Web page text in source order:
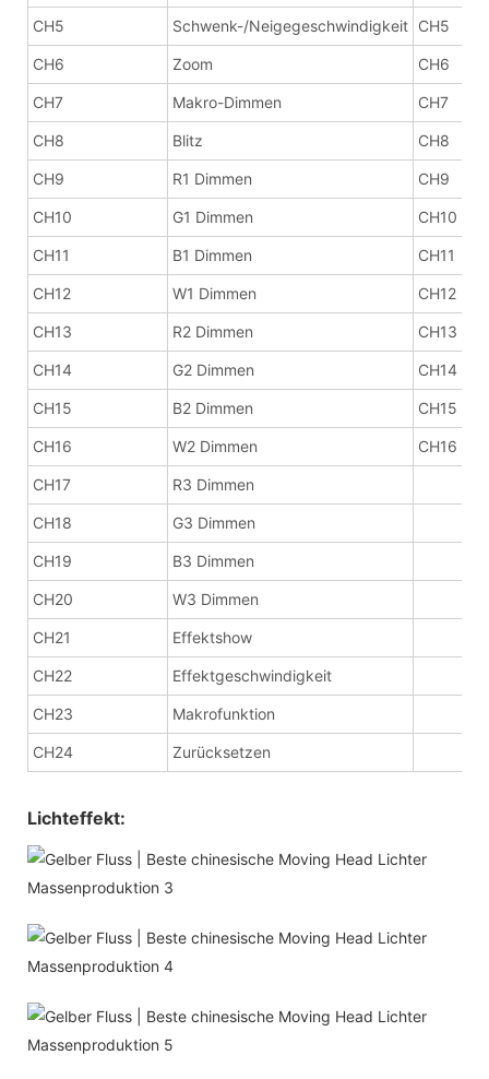
CH5 Schwenk-/Neigegeschwindigkeit CH5
CH6 Zoom CH6
CH7 Makro-Dimmen CH7
CH8 Blitz CH8
CH9 R1 Dimmen CH9
CH10 G1 Dimmen CH10
CH11 B1 Dimmen CH11
CH12 W1 Dimmen CH12
CH13 R2 Dimmen CH13
CH14 G2 Dimmen CH14
CH15 B2 Dimmen CH15
CH16 W2 Dimmen CH16
CH17 R3 Dimmen
CH18 G3 Dimmen
CH19 B3 Dimmen
CH20 W3 Dimmen
CH21 Effektshow
CH22 Effektgeschwindigkeit
CH23 Makrofunktion
CH24 Zurücksetzen
Lichteffekt: